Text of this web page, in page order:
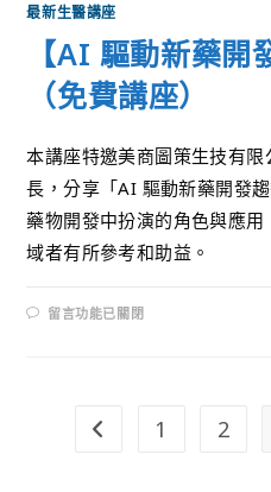
最新生醫講座
【AI 驅動新藥開
（免費講座）
本講座特邀美商圖策生技有
長，分享「AI 驅動新藥開發
藥物開發中扮演的角色與應
域者有所參考和助益。
留言功能已關閉
1 2